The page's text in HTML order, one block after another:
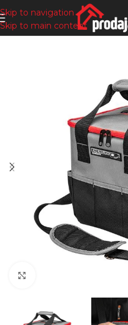
Skip to navigation
Skip to main content